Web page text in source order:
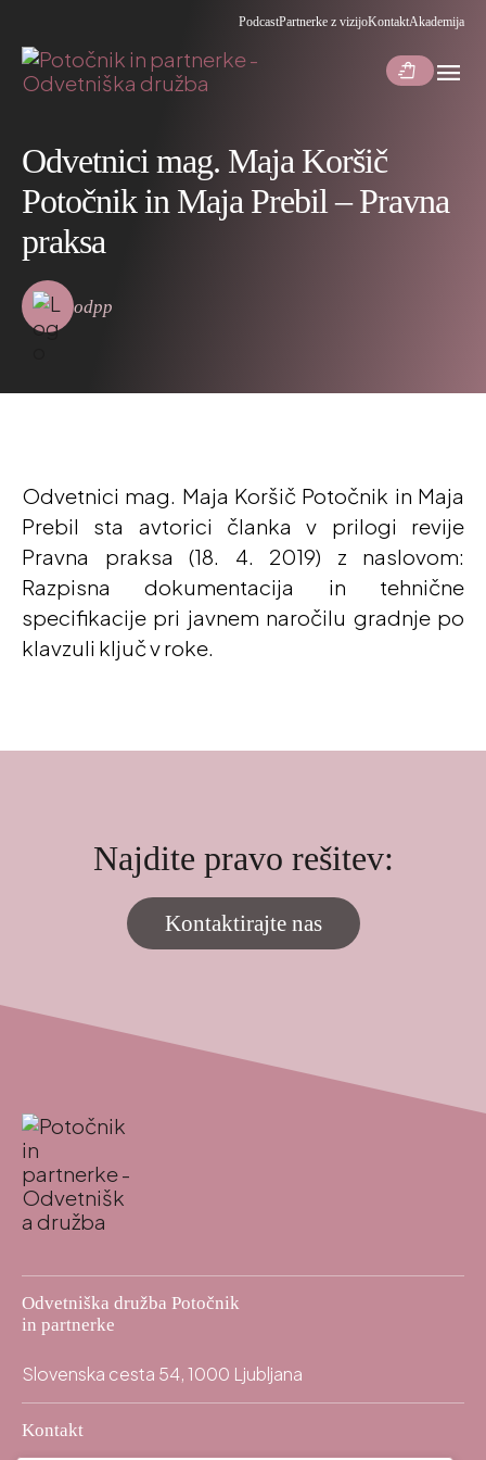
PodcastPartnerke z vizijoKontaktAkademija
shopping_bag_speed menu
Odvetnici mag. Maja Koršič
Potočnik in Maja Prebil – Pravna
praksa
odpp
Odvetnici mag. Maja Koršič Potočnik in Maja
Prebil sta avtorici članka v prilogi revije
Pravna praksa (18. 4. 2019) z naslovom:
Razpisna dokumentacija in tehnične
specifikacije pri javnem naročilu gradnje po
klavzuli ključ v roke.
Najdite pravo rešitev:
Kontaktirajte nas
Odvetniška družba Potočnik
in partnerke
Slovenska cesta 54, 1000 Ljubljana
Kontakt